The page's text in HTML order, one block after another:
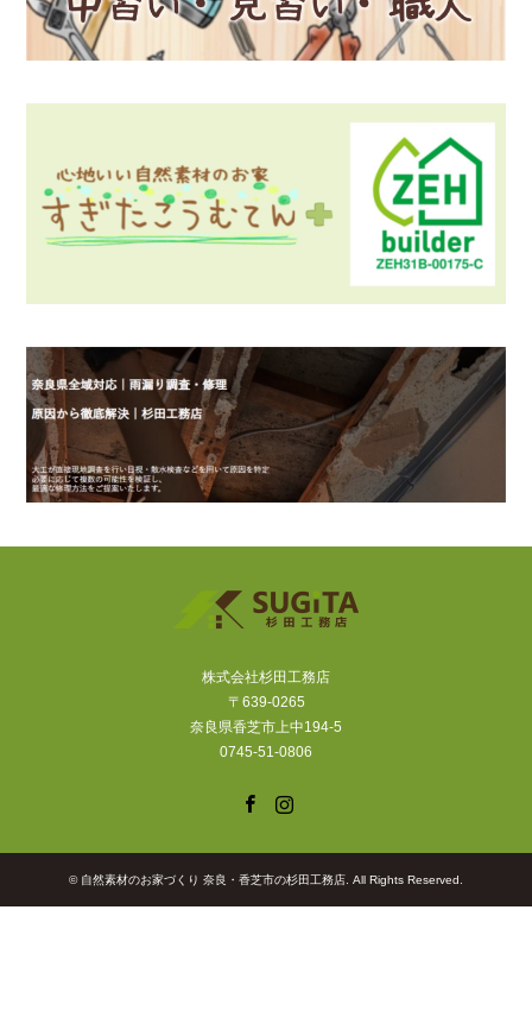
株式会社杉田工務店
〒639-0265
奈良県香芝市上中194-5
0745-51-0806
© 自然素材のお家づくり 奈良・香芝市の杉田工務店. All Rights Reserved.